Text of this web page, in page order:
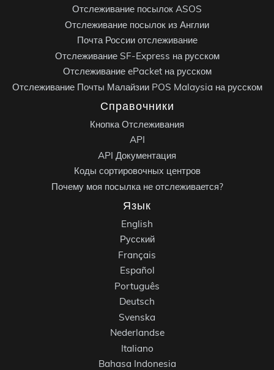
Отслеживание посылок ASOS
Отслеживание посылок из Англии
Почта России отслеживание
Отслеживание SF-Express на русском
Отслеживание ePacket на русском
Отслеживание Почты Малайзии POS Malaysia на русском
Справочники
Кнопка Отслеживания
API
API Документация
Коды сортировочных центров
Почему моя посылка не отслеживается?
Язык
English
Русский
Français
Español
Português
Deutsch
Svenska
Nederlandse
Italiano
Bahasa Indonesia